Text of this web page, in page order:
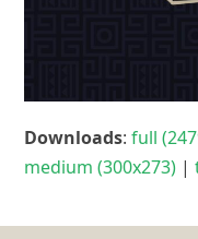
Downloads:full
medium (300x273) |